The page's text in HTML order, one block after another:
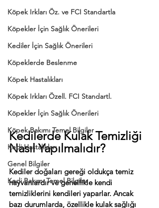
Köpek Irkları Öz. ve FCI Standartla
Köpekler İçin Sağlık Önerileri
Kediler İçin Sağlık Önerileri
Köpeklerde Beslenme
Köpek Hastalıkları
Köpek Irkları Özell. FCI Standartl.
Köpekler İçin Sağlık Önerileri
Köpek Bakımı Temel Bilgiler
Kedi Hastalıkları
Genel Bilgiler
Kedi Bakımı Temel Bilgiler
Kedilerde Kulak Temizliği
Nasıl Yapılmalıdır?
Kediler doğaları gereği oldukça temiz
hayvanlardır ve genellikle kendi
temizliklerini kendileri yaparlar. Ancak
bazı durumlarda, özellikle kulak sağlığı